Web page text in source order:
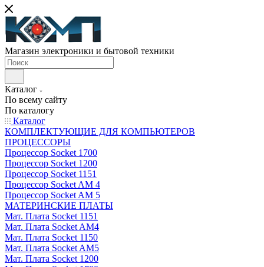
Магазин электроники и бытовой техники
Каталог
По всему сайту
По каталогу
Каталог
КОМПЛЕКТУЮЩИЕ ДЛЯ КОМПЬЮТЕРОВ
ПРОЦЕССОРЫ
Процессор Socket 1700
Процессор Socket 1200
Процессор Socket 1151
Процессор Socket AM 4
Процессор Socket AM 5
МАТЕРИНСКИЕ ПЛАТЫ
Мат. Плата Socket 1151
Мат. Плата Socket AM4
Мат. Плата Socket 1150
Мат. Плата Socket AM5
Мат. Плата Socket 1200